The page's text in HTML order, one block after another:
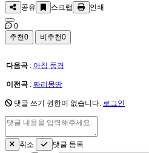
공유 스크랩 인쇄
0
추천0 비추천0
다음곡 : 아침 풍경
이전곡 : 짜리몽땅
댓글 쓰기 권한이 없습니다. 로그인
취소
댓글 등록